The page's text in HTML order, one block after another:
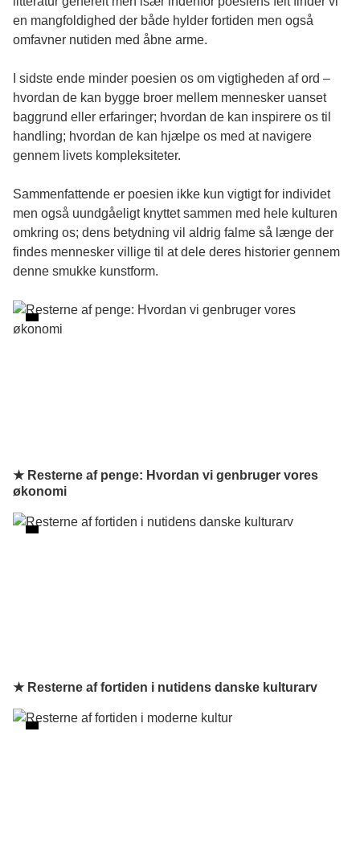
en mangfoldighed der både hylder fortiden men også
omfavner nutiden med åbne arme.
I sidste ende minder poesien os om vigtigheden af ord –
hvordan de kan bygge broer mellem mennesker uanset
baggrund eller erfaringer; hvordan de kan inspirere os til
handling; hvordan de kan hjælpe os med at navigere
gennem livets kompleksiteter.
Sammenfattende er poesien ikke kun vigtigt for individet
men også uundgåeligt knyttet sammen med hele kulturen
omkring os; dens betydning vil aldrig falme så længe der
findes mennesker villige til at dele deres historier gennem
denne smukke kunstform.
★ Resterne af penge: Hvordan vi genbruger vores
økonomi
★ Resterne af fortiden i nutidens danske kulturarv